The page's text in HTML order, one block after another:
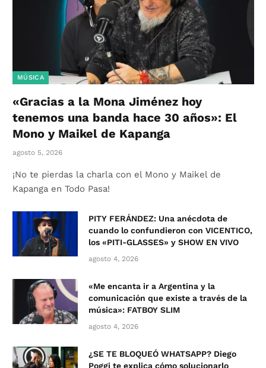
MÚSICA
«Gracias a la Mona Jiménez hoy
tenemos una banda hace 30 años»: El
Mono y Maikel de Kapanga
agosto 5, 2026
¡No te pierdas la charla con el Mono y Maikel de
Kapanga en Todo Pasa!
PITY FERÁNDEZ: Una anécdota de
cuando lo confundieron con VICENTICO,
los «PITI-GLASSES» y SHOW EN VIVO
agosto 4, 2026
«Me encanta ir a Argentina y la
comunicación que existe a través de la
música»: FATBOY SLIM
agosto 4, 2026
¿SE TE BLOQUEÓ WHATSAPP? Diego
Poggi te explica cómo solucionarlo